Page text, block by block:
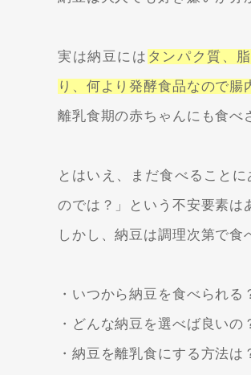
実は納豆には タンパク質、
り、何より発酵食品なので
離乳食期の赤ちゃんにも食べ
とはいえ、まだ食べること
のでは？」という不安要素は
しかし、納豆は調理次第で食
・いつから納豆を食べられる
・どんな納豆を選べば良いの
・納豆を離乳食にする方法は